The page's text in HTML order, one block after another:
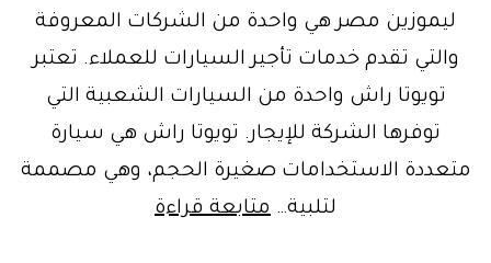
ليموزين مصر هي واحدة من الشركات المعروفة
والتي تقدم خدمات تأجير السيارات للعملاء. تعتبر
تويوتا راش واحدة من السيارات الشعبية التي
توفرها الشركة للإيجار. تويوتا راش هي سيارة
متعددة الاستخدامات صغيرة الحجم، وهي مصممة
لتلبية… متابعة قراءةتأجير